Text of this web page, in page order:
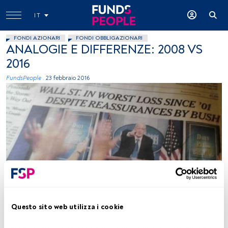
Questo sito web utilizza i cookie
IT
FONDI AZIONARI FONDI OBBLIGAZIONARI
ANALOGIE E DIFFERENZE: 2008 VS
2016
FundsPeople . 23 febbraio 2016
Kevin Baird, Flickr, Creative Commons
Tempo di lettura:6 min.